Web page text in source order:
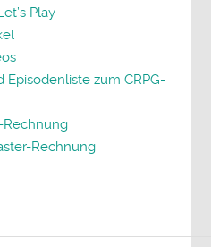
Play
zum CRPG-
Rechnung
Rechnung